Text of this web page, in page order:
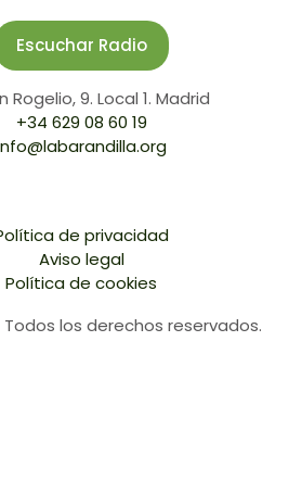
Rogelio, 9. Local 1. Madrid
+34 629 08 60 19
Escuchar Radio
Todos los derechos reservados.
de privacidad
Aviso legal
Política de cookies